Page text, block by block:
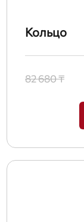
Кольцо
82 680 ₸